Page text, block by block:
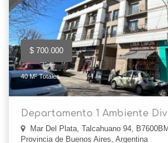
$ 700.000
40 M² Totales
Departamento 1 Ambiente
Mar Del Plata, Talcahuano 94,
Provincia de Buenos Aires, Argentina